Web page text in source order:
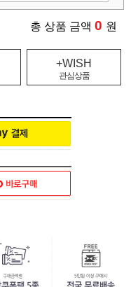
총 상품 금액 0 원
+WISH
관심상품